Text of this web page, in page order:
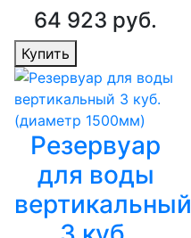
64 923 руб.
Купить
Резервуар
для воды
вертикальный